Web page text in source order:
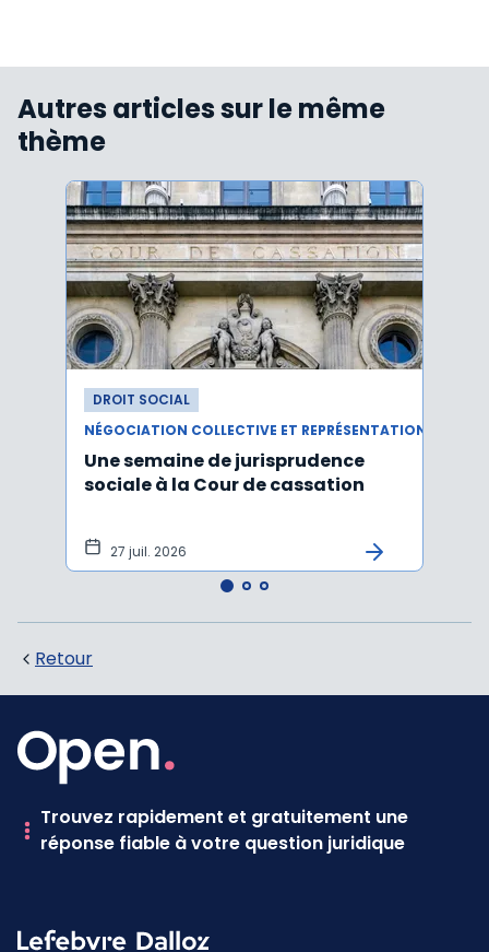
Autres articles sur le même
thème
DROIT SOCIAL
Une semaine de jurisprudence
sociale à la Cour de cassation
27 juil. 2026
Retour
Trouvez rapidement et gratuitement une
réponse fiable à votre question juridique